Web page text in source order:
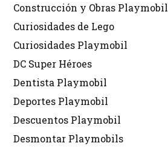
Construcción y Obras Playmobil
Curiosidades de Lego
Curiosidades Playmobil
DC Super Héroes
Dentista Playmobil
Deportes Playmobil
Descuentos Playmobil
Desmontar Playmobils